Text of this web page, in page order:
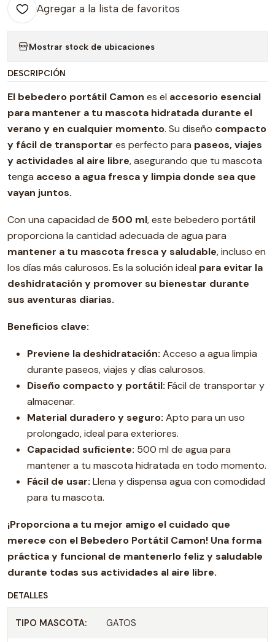
Agregar a la lista de favoritos
Mostrar stock de ubicaciones
DESCRIPCIÓN
El bebedero portátil Camon es el accesorio esencial
para mantener a tu mascota hidratada durante el
verano y en cualquier momento. Su diseño compacto
y fácil de transportar es perfecto para paseos, viajes
y actividades al aire libre, asegurando que tu mascota
tenga acceso a agua fresca y limpia donde sea que
vayan juntos.
Con una capacidad de 500 ml, este bebedero portátil
proporciona la cantidad adecuada de agua para
mantener a tu mascota fresca y saludable, incluso en
los días más calurosos. Es la solución ideal para evitar la
deshidratación y promover su bienestar durante
sus aventuras diarias.
Beneficios clave:
Previene la deshidratación: Acceso a agua limpia
durante paseos, viajes y días calurosos.
Diseño compacto y portátil: Fácil de transportar y
almacenar.
Material duradero y seguro: Apto para un uso
prolongado, ideal para exteriores.
Capacidad suficiente: 500 ml de agua para
mantener a tu mascota hidratada en todo momento.
Fácil de usar: Llena y dispensa agua con comodidad
para tu mascota.
¡Proporciona a tu mejor amigo el cuidado que
merece con el Bebedero Portátil Camon! Una forma
práctica y funcional de mantenerlo feliz y saludable
durante todas sus actividades al aire libre.
DETALLES
TIPO MASCOTA: GATOS